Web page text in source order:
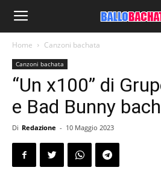
Home Canzoni bachata
Canzoni bachata
“Un x100” di
e Bad Bunny
Di Redazione - 10 Maggio 2023